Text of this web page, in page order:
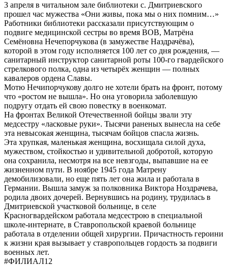
3 апреля в читальном зале библиотеки с. Дмитриевского
прошел час мужества «Они живы, пока мы о них помним…»
Работники библиотеки рассказали присутствующим о
подвиге медицинской сестры во время ВОВ, Матрёна
Семёновна Нечепорчукова (в замужестве Наздрачёва),
которой в этом году исполняется 100 лет со дня рождения, —
санитарный инструктор санитарной роты 100-го гвардейского
стрелкового полка, одна из четырёх женщин — полных
кавалеров ордена Славы.
Мотю Нечипорчукову долго не хотели брать на фронт, потому
что «ростом не вышла». Но она уговорила заболевшую
подругу отдать ей свою повестку в военкомат.
На фронтах Великой Отечественной бойцы звали эту
медсестру «ласковые руки». Тысячи раненых вынесла на себе
эта невысокая женщина, тысячам бойцов спасла жизнь.
Эта хрупкая, маленькая женщина, восхищала силой духа,
мужеством, стойкостью и удивительной добротой, которую
она сохранила, несмотря на все невзгоды, выпавшие на ее
жизненном пути. В ноябре 1945 года Матрену
демобилизовали, но еще пять лет она жила и работала в
Германии. Вышла замуж за полковника Виктора Ноздрачева,
родила двоих дочерей. Вернувшись на родину, трудилась в
Дмитриевской участковой больнице, в селе
Красногвардейском работала медсестрою в специальной
школе-интернате, в Ставропольской краевой больнице
работала в отделении общей хирургии. Причастность героини
к жизни края вызывает у ставропольцев гордость за подвиги
военных лет.
#ФИЛИАЛ12